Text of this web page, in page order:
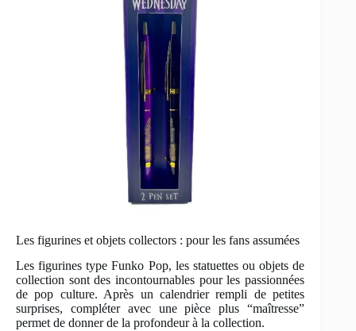
Les figurines et objets collectors : pour les fans assumées
Les figurines type Funko Pop, les statuettes ou objets de
collection sont des incontournables pour les passionnées
de pop culture. Après un calendrier rempli de petites
surprises, compléter avec une pièce plus “maîtresse”
permet de donner de la profondeur à la collection.